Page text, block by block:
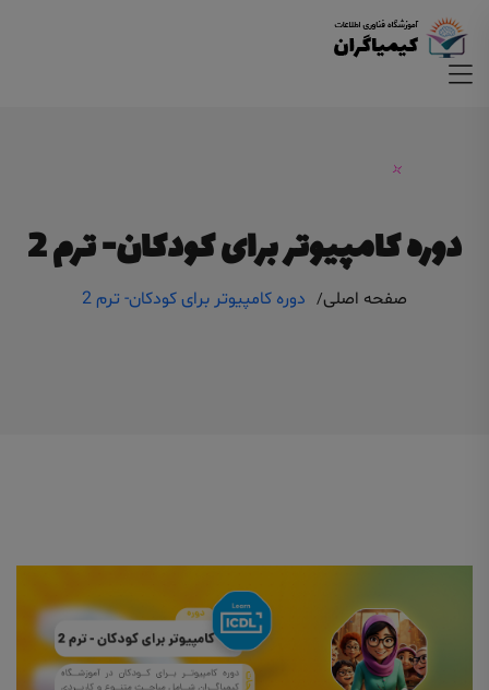
دوره کامپیوتر برای کودکان- ترم 2
صفحه اصلی دوره کامپیوتر برای کودکان- ترم 2